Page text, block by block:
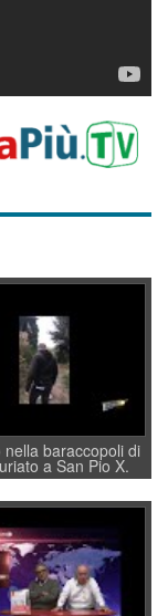
nella baraccopoli di
a San Pio X.
Vicentini: “faremo
di Natale ai
residenti”